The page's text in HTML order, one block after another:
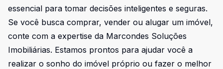
essencial para tomar decisões inteligentes e seguras.
Se você busca comprar, vender ou alugar um imóvel,
conte com a expertise da Marcondes Soluções
Imobiliárias. Estamos prontos para ajudar você a
realizar o sonho do imóvel próprio ou fazer o melhor